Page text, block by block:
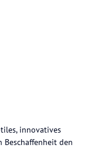
innovatives
den